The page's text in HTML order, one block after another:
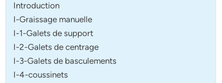
Introduction
I-Graissage manuelle
I-1-Galets de support
I-2-Galets de centrage
I-3-Galets de basculements
I-4-coussinets